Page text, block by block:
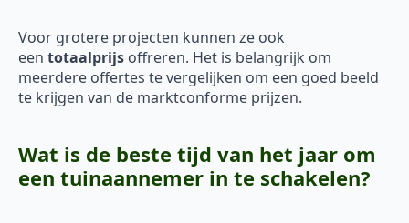
Voor grotere projecten kunnen ze ook
een totaalprijs offreren. Het is belangrijk om
meerdere offertes te vergelijken om een goed beeld
te krijgen van de marktconforme prijzen.
Wat is de beste tijd van het jaar om
een tuinaannemer in te schakelen?